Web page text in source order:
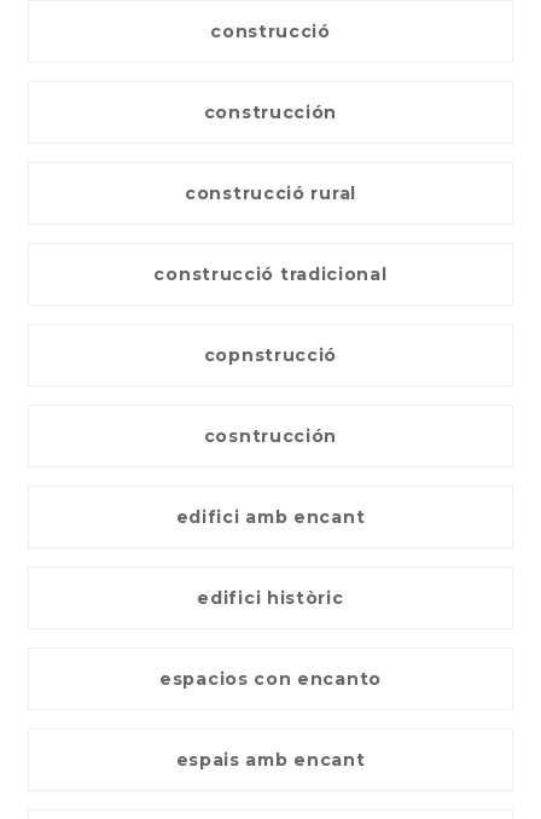
construcció
construcción
construcció rural
construcció tradicional
copnstrucció
cosntrucción
edifici amb encant
edifici històric
espacios con encanto
espais amb encant